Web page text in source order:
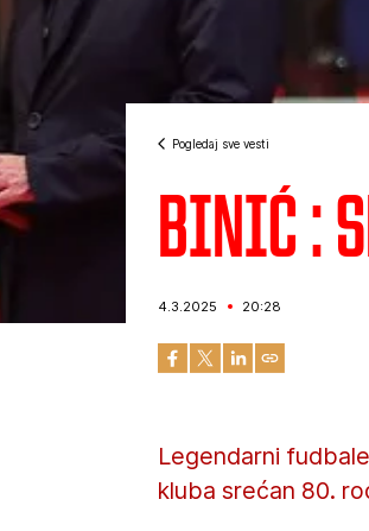
Pogledaj sve vesti
Binić :
4.3.2025 20:28
Legendarni
kluba srećan 80.